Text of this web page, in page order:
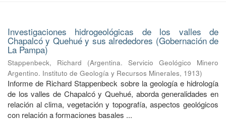
Investigaciones hidrogeológicas de los valles de
Chapalcó y Quehué y sus alrededores (Gobernación de
La Pampa)
Stappenbeck, Richard (Argentina. Servicio Geológico Minero
Argentino. Instituto de Geología y Recursos Minerales, 1913)
Informe de Richard Stappenbeck sobre la geología e hidrología
de los valles de Chapalcó y Quehué, aborda generalidades en
relación al clima, vegetación y topografía, aspectos geológicos
con relación a formaciones basales ...